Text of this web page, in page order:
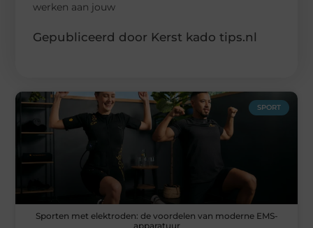
werken aan jouw
Gepubliceerd door Kerst kado tips.nl
SPORT
Sporten met elektroden: de voordelen van moderne EMS-
apparatuur